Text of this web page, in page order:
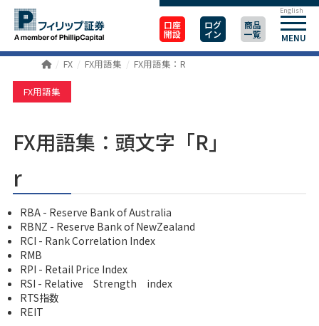
口座
開設
ログ
イン
商品
一覧 MENU
English
FX FX用語集 FX用語集：R
FX用語集
FX用語集：頭文字「R」
r
RBA - Reserve Bank of Australia
RBNZ - Reserve Bank of NewZealand
RCI - Rank Correlation Index
RMB
RPI - Retail Price Index
RSI - Relative Strength index
RTS指数
REIT